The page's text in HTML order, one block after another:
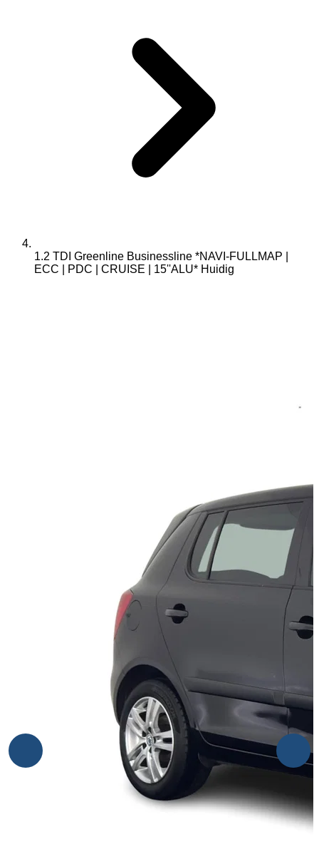
1.2 TDI Greenline Businessline *NAVI-FULLMAP |
ECC | PDC | CRUISE | 15''ALU* Huidig